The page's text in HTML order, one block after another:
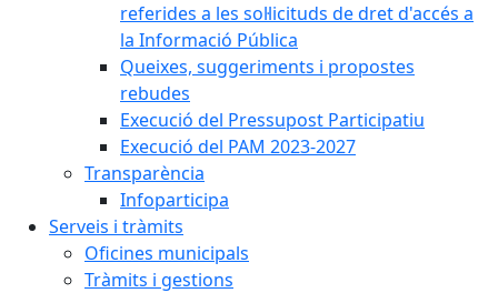
referides a les sol·licituds de dret d'accés a
la Informació Pública
Queixes, suggeriments i propostes
rebudes
Execució del Pressupost Participatiu
Execució del PAM 2023-2027
Transparència
Infoparticipa
Serveis i tràmits
Oficines municipals
Tràmits i gestions